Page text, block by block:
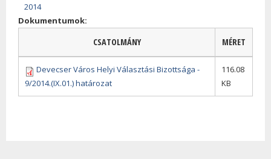
2014
Dokumentumok:
CSATOLMÁNY MÉRET
Devecser Város Helyi Választási Bizottsága -
9/2014.(IX.01.) határozat
116.08
KB